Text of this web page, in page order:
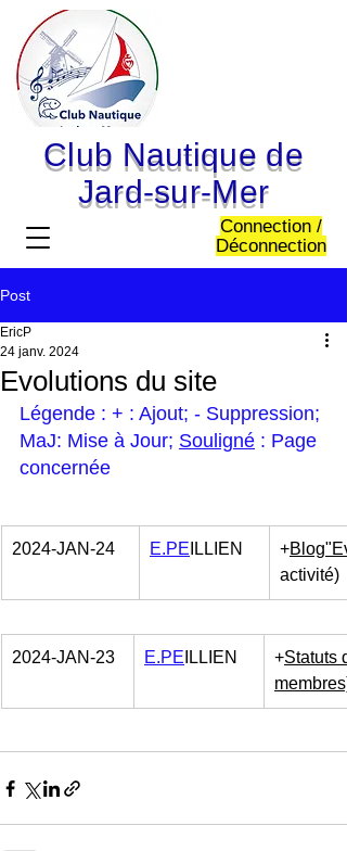
Club Nautique de
Jard-sur-Mer
Connection /
Déconnection
Post
Evolutions du site
EricP
24 janv. 2024
Légende : + : Ajout; - Suppression;
MaJ: Mise à Jour; Souligné : Page
concernée
2024-JAN-24 E.PE ILLIEN +
activité)
2024-JAN-23 E.PE ILLIEN +Statuts
membres)